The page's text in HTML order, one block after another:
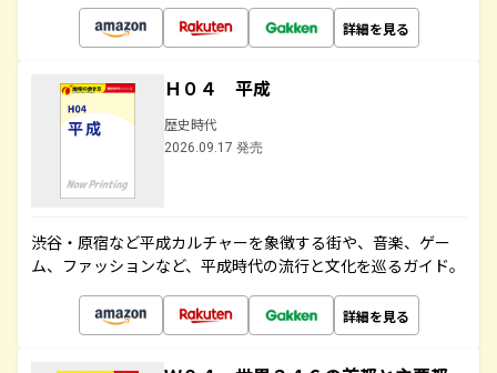
詳細を見る
Ｈ０４ 平成
歴史時代
2026.09.17 発売
渋谷・原宿など平成カルチャーを象徴する街や、音楽、ゲー
ム、ファッションなど、平成時代の流行と文化を巡るガイド。
詳細を見る